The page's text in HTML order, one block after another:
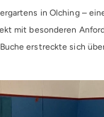
in Olching –
mit besonderen
erstreckte sich